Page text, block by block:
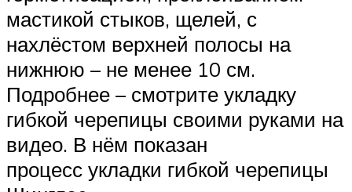
мастикой стыков, щелей, с
нахлёстом верхней полосы на
нижнюю – не менее 10 см.
Подробнее – смотрите укладку
гибкой черепицы своими руками на
видео. В нём показан
процесс укладки гибкой черепицы